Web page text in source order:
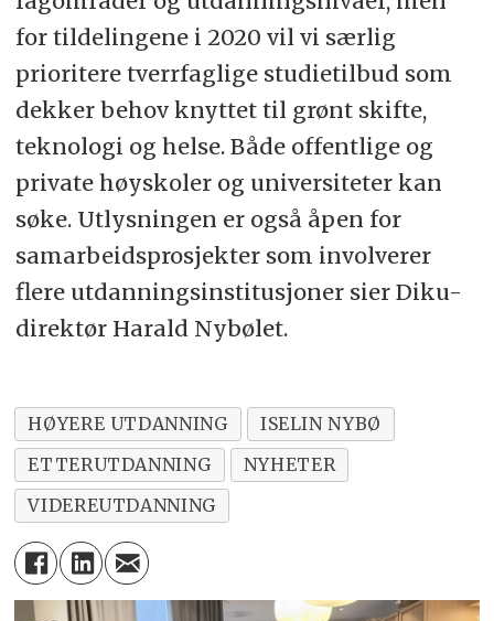
for tildelingene i 2020 vil vi særlig
prioritere tverrfaglige studietilbud som
dekker behov knyttet til grønt skifte,
teknologi og helse. Både offentlige og
private høyskoler og universiteter kan
søke. Utlysningen er også åpen for
samarbeidsprosjekter som involverer
flere utdanningsinstitusjoner sier Diku-
direktør Harald Nybølet.
HØYERE UTDANNING
ISELIN NYBØ
ETTERUTDANNING
NYHETER
VIDEREUTDANNING